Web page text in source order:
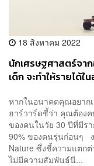
18 สิงหาคม 2022
นักเศรษฐศาสตร์จา
เด็ก จะทำให้รายได้
หากในอนาคตคุณอยาก
ฮาร์วาร์ดชี้ว่า คุณต้องค
ของคนในวัย 30 ปีที่มีร
90% ของคนรุ่นก่อนๆ
Nature ซึ่งชี้ความแตกต่
ไม่มีความสัมพันธ์นี...